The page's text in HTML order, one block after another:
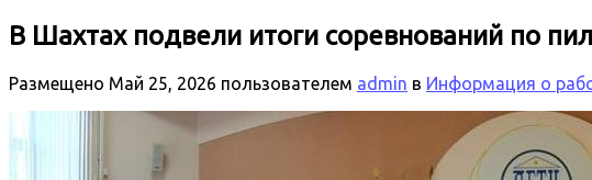
В Шахтах подвели итоги соревнований по
Размещено Май 25, 2026 пользователем admin в Информация о